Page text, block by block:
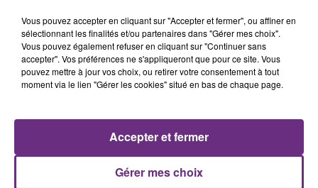
ARIANA GRANDE
Hate That I Made You Love
IYAZ
6h38
6h38
Vous pouvez accepter en cliquant sur "Accepter et fermer", ou affiner en
sélectionnant les finalités et/ou partenaires dans "Gérer mes choix".
Vous pouvez également refuser en cliquant sur "Continuer sans
accepter". Vos préférences ne s'appliqueront que pour ce site. Vous
pouvez mettre à jour vos choix, ou retirer votre consentement à tout
moment via le lien "Gérer les cookies" situé en bas de chaque page.
Gérer mes choix
Accepter et fermer